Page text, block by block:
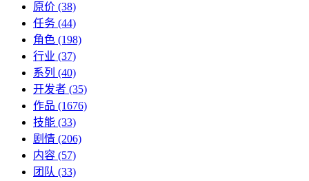
原价 (38)
任务 (44)
角色 (198)
行业 (37)
系列 (40)
开发者 (35)
作品 (1676)
技能 (33)
剧情 (206)
内容 (57)
团队 (33)